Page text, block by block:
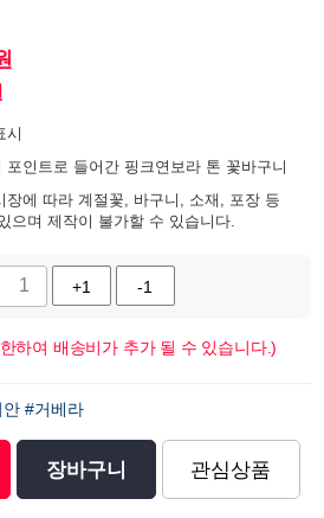
시
포인트로 들어간 핑크연보라 톤 꽃바구니
장에 따라 계절꽃, 바구니, 소재, 포장 등
으며 제작이 불가할 수 있습니다.
+1 -1
하여 배송비가 추가 될 수 있습니다.)
안 #거베라
장바구니 관심상품